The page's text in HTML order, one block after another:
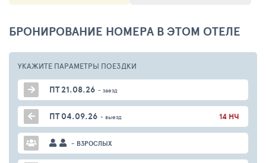
БРОНИРОВАНИЕ НОМЕРА В ЭТОМ ОТЕЛЕ
УКАЖИТЕ ПАРАМЕТРЫ ПОЕЗДКИ
ПТ 21.08.26 - заезд
ПТ 04.09.26 - выезд 14 НЧ
- ВЗРОСЛЫХ